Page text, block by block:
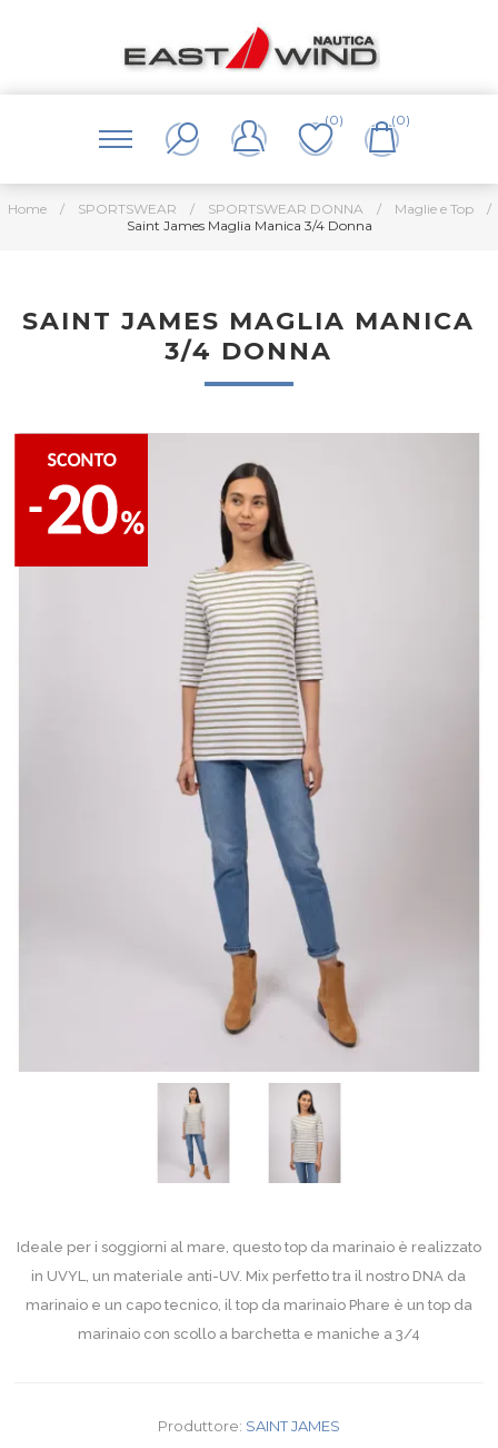
(0) (0)
Home / SPORTSWEAR / SPORTSWEAR DONNA / Maglie e Top
/
Saint James Maglia Manica 3/4 Donna
SAINT JAMES MAGLIA MANICA
3/4 DONNA
Ideale per i soggiorni al mare, questo top da marinaio è realizzato
in UVYL, un materiale anti-UV. Mix perfetto tra il nostro DNA da
marinaio e un capo tecnico, il top da marinaio Phare è un top da
marinaio con scollo a barchetta e maniche a 3/4
Produttore: SAINT JAMES